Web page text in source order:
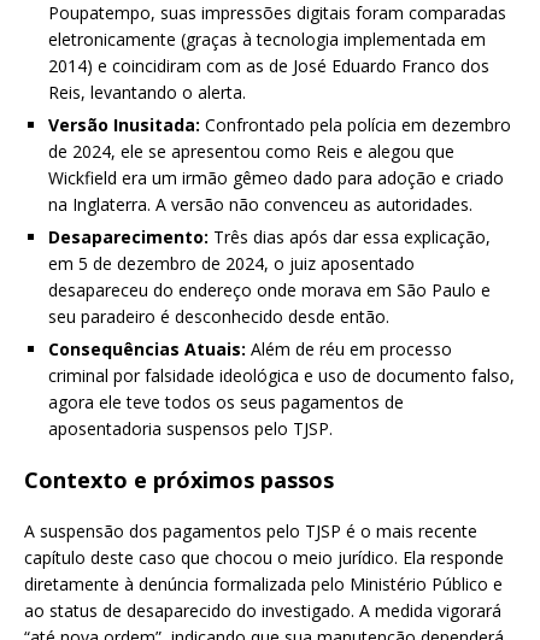
Poupatempo, suas impressões digitais foram comparadas
eletronicamente (graças à tecnologia implementada em
2014) e coincidiram com as de José Eduardo Franco dos
Reis, levantando o alerta.
Versão Inusitada: Confrontado pela polícia em dezembro
de 2024, ele se apresentou como Reis e alegou que
Wickfield era um irmão gêmeo dado para adoção e criado
na Inglaterra. A versão não convenceu as autoridades.
Desaparecimento: Três dias após dar essa explicação,
em 5 de dezembro de 2024, o juiz aposentado
desapareceu do endereço onde morava em São Paulo e
seu paradeiro é desconhecido desde então.
Consequências Atuais: Além de réu em processo
criminal por falsidade ideológica e uso de documento falso,
agora ele teve todos os seus pagamentos de
aposentadoria suspensos pelo TJSP.
Contexto e próximos passos
A suspensão dos pagamentos pelo TJSP é o mais recente
capítulo deste caso que chocou o meio jurídico. Ela responde
diretamente à denúncia formalizada pelo Ministério Público e
ao status de desaparecido do investigado. A medida vigorará